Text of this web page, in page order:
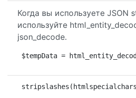
Когда вы используете JSON
используйте
json_decode.
$tempData =